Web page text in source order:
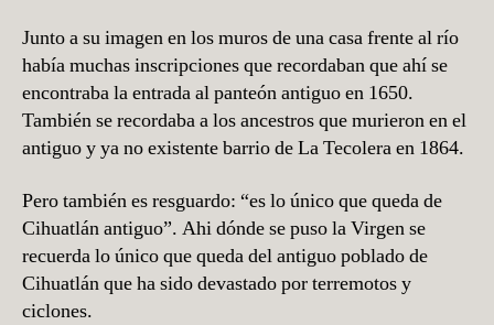
Junto a su imagen en los muros de una casa frente al río
había muchas inscripciones que recordaban que ahí se
encontraba la entrada al panteón antiguo en 1650.
También se recordaba a los ancestros que murieron en el
antiguo y ya no existente barrio de La Tecolera en 1864.
Pero también es resguardo: “es lo único que queda de
Cihuatlán antiguo”. Ahi dónde se puso la Virgen se
recuerda lo único que queda del antiguo poblado de
Cihuatlán que ha sido devastado por terremotos y
ciclones.